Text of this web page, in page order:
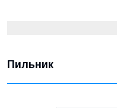
Пильник